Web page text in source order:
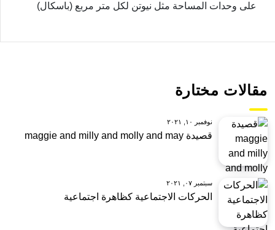
على وحدات المساحة مثل نيوتن لكل متر مربع (باسكال)
مقالات مختارة
نوفمبر ١٠, ٢٠٢١
قصيدة maggie and milly and molly and may
سبتمبر ٠٧, ٢٠٢١
الحركات الاجتماعية كظاهرة اجتماعية